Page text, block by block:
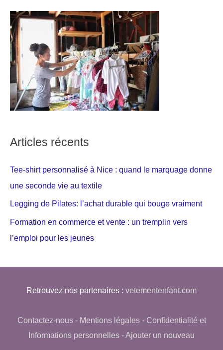
Articles récents
Tee-shirt personnalisé à Nice : quand le marquage donne
une seconde vie au textile
Legging de Pilates: l’achat durable qui bouge vraiment
Formation en commerce et vente : un tremplin vers
l’emploi pour les jeunes
Retrouvez nos partenaires : vetementenfant.com
Contactez-nous- Mentions légales- Confidentialité et
Informations personnelles -Ajouter un nouveau